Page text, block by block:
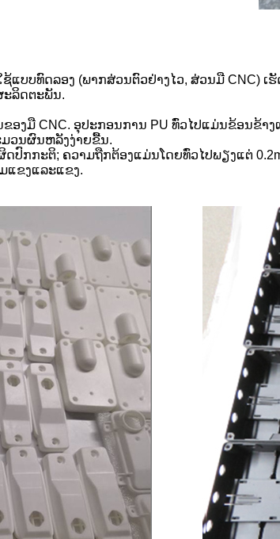
ບບທົດລອງ (ພາກສ່ວນຕົວຢ່າງໄວ, ສ່ວນມື CNC)
ະລິດຕະພັນ.
ງມື CNC. ອຸປະກອນການ PU ທົ່ວໄປແມ່ນຂ້ອນຂ້
ວນຜົນຫລັງງ່າຍຂື້ນ.
ປົກກະຕິ; ຄວາມຖືກຕ້ອງແມ່ນໂດຍທົ່ວໄປພຽງແຕ່
ແຂງແລະແຂງ.